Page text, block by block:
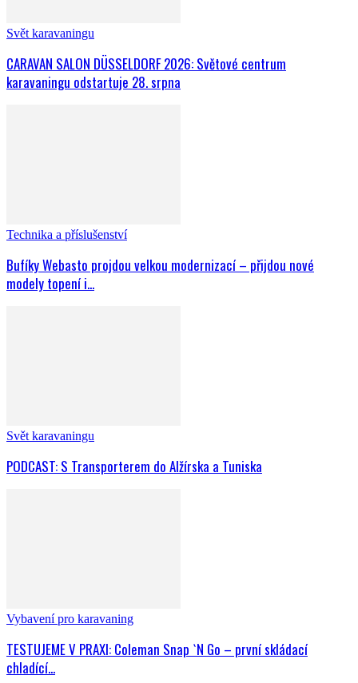
Svět karavaningu
CARAVAN SALON DÜSSELDORF 2026: Světové centrum
karavaningu odstartuje 28. srpna
Technika a příslušenství
Bufíky Webasto projdou velkou modernizací – přijdou nové
modely topení i...
Svět karavaningu
PODCAST: S Transporterem do Alžírska a Tuniska
Vybavení pro karavaning
TESTUJEME V PRAXI: Coleman Snap `N Go – první skládací
chladící...